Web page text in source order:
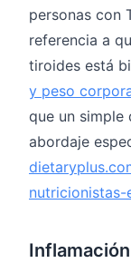
personas con
referencia a
tiroides está
y peso
que un simple
abordaje
nutricionistas-